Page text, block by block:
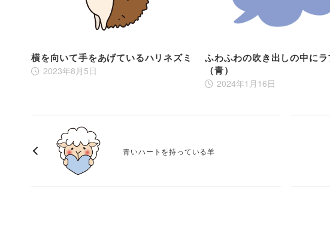
横を向いて手をあげているハリネズミ
2023年8月5日
ふわふわの吹き出しの中に
（青）
2024年1月16日
青いハートを持っている羊